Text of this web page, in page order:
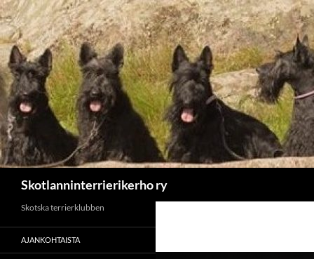
Skotlanninterrierikerho ry
Skotska terrierklubben
AJANKOHTAISTA